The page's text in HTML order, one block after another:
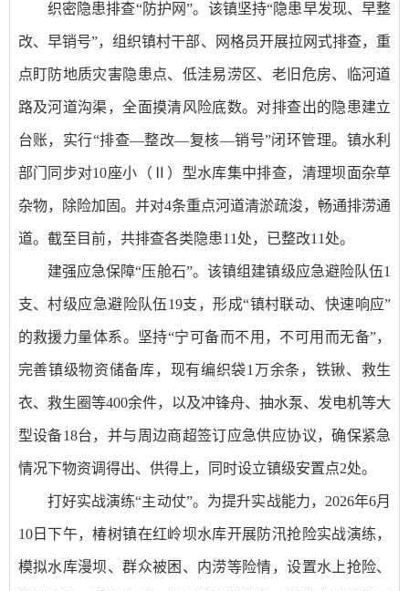
织密隐患排查“防护网”。该镇坚持“隐患早发现、早整
改、早销号”，组织镇村干部、网格员开展拉网式排查，重
点盯防地质灾害隐患点、低洼易涝区、老旧危房、临河道
路及河道沟渠，全面摸清风险底数。对排查出的隐患建立
台账，实行“排查—整改—复核—销号”闭环管理。镇水利
部门同步对10座小（Ⅱ）型水库集中排查，清理坝面杂草
杂物，除险加固。并对4条重点河道清淤疏浚，畅通排涝通
道。截至目前，共排查各类隐患11处，已整改11处。
建强应急保障“压舱石”。该镇组建镇级应急避险队伍1
支、村级应急避险队伍19支，形成“镇村联动、快速响应”
的救援力量体系。坚持“宁可备而不用，不可用而无备”，
完善镇级物资储备库，现有编织袋1万余条，铁锹、救生
衣、救生圈等400余件，以及冲锋舟、抽水泵、发电机等大
型设备18台，并与周边商超签订应急供应协议，确保紧急
情况下物资调得出、供得上，同时设立镇级安置点2处。
打好实战演练“主动仗”。为提升实战能力，2026年6月
10日下午，椿树镇在红岭坝水库开展防汛抢险实战演练，
模拟水库漫坝、群众被困、内涝等险情，设置水上抢险、